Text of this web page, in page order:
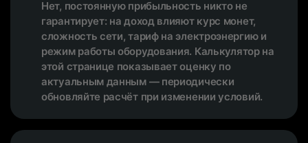
Нет, постоянную прибыльность никто не
гарантирует: на доход влияют курс монет,
сложность сети, тариф на электроэнергию и
режим работы оборудования. Калькулятор на
этой странице показывает оценку по
актуальным данным — периодически
обновляйте расчёт при изменении условий.